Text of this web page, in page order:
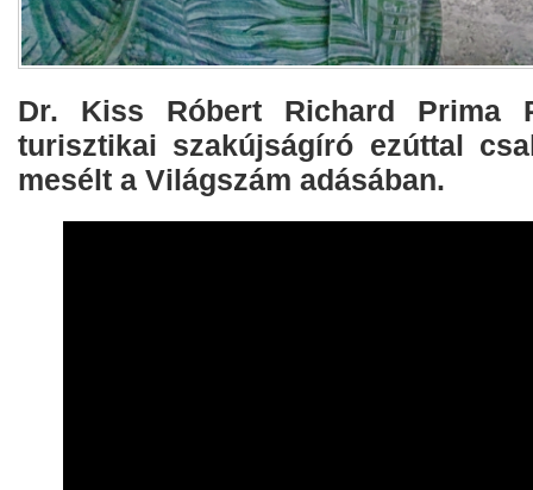
Dr. Kiss Róbert Richard Prima
turisztikai szakújságíró ezúttal
mesélt a Világszám adásában.